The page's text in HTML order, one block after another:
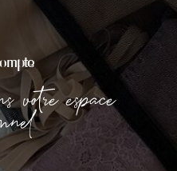
votre espace